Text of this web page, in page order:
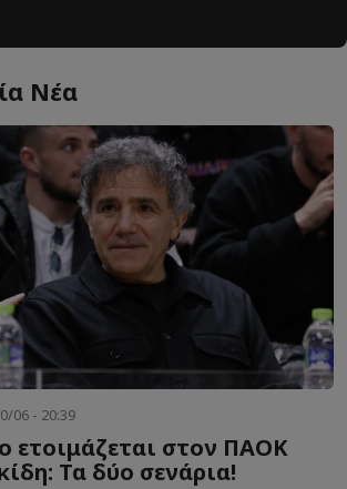
Νέα
06 - 20:39
ετοιμάζεται στον ΠΑΟΚ
Τα δύο σενάρια!